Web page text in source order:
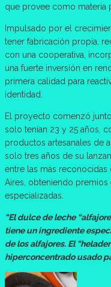
que provee como materia
Impulsado por el
tener fabricación propia,
con una cooperativa,
una fuerte inversión en
primera calidad para
identidad.
El proyecto comenzó
solo tenían 23 y 25 años,
productos artesanales de
solo tres años de su
entre las más
Aires, obteniendo premios
especializadas.
“El dulce de leche
tiene un ingrediente
de los alfajores. El
hiperconcentrado usado